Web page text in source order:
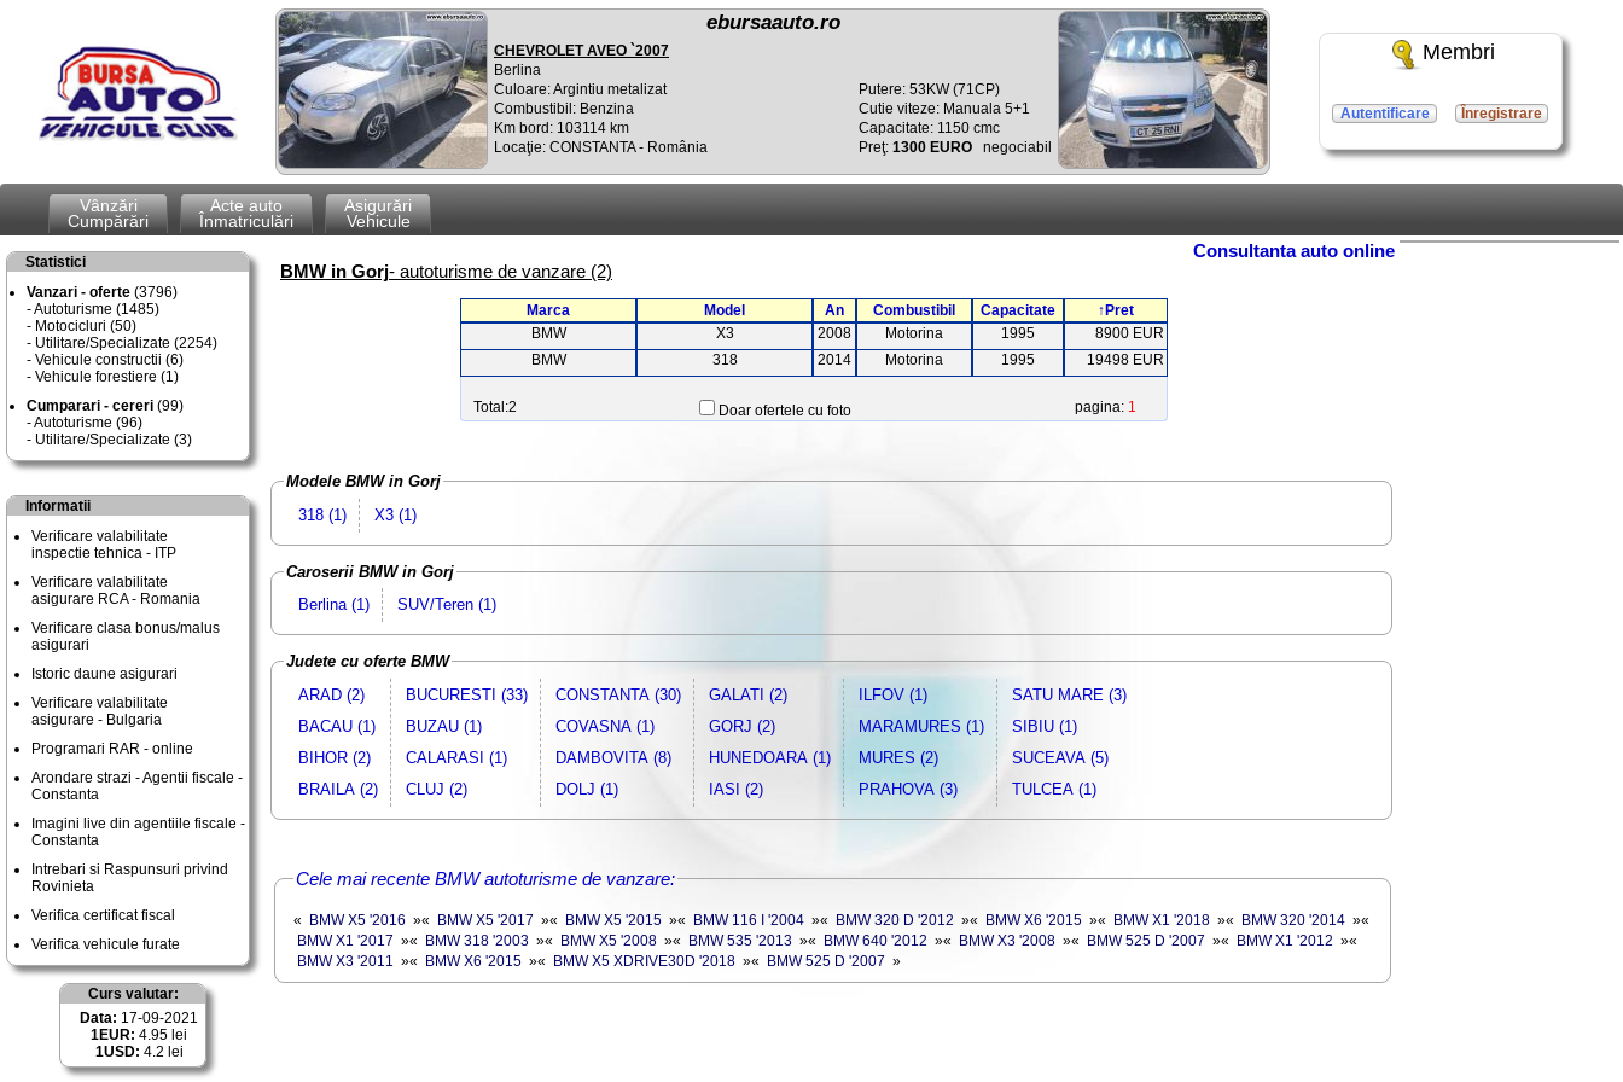
ebursaauto.ro
CHEVROLET AVEO `2007
Berlina
Culoare: Argintiu metalizat
Combustibil: Benzina
Km bord: 103114 km
Locaţie: CONSTANTA - România
Putere: 53KW (71CP)
Cutie viteze: Manuala 5+1
Capacitate: 1150 cmc
Preţ: 1300 EURO negociabil
Membri
Autentificare Înregistrare
Vânzări
Cumpărări
Acte auto
Înmatriculări
Asigurări
Vehicule
Statistici
Vanzari - oferte (3796)
Autoturisme (1485)
Motocicluri (50)
Utilitare/Specializate (2254)
Vehicule constructii (6)
Vehicule forestiere (1)
Cumparari - cereri (99)
Autoturisme (96)
Utilitare/Specializate (3)
Informatii
Verificare valabilitate
inspectie tehnica - ITP
Verificare valabilitate
asigurare RCA - Romania
Verificare clasa bonus/malus
asigurari
Istoric daune asigurari
Verificare valabilitate
asigurare - Bulgaria
Programari RAR - online
Arondare strazi - Agentii fiscale -
Constanta
Imagini live din agentiile fiscale -
Constanta
Intrebari si Raspunsuri privind
Rovinieta
Verifica certificat fiscal
Verifica vehicule furate
Curs valutar:
Data: 17-09-2021
1EUR: 4.95 lei
1USD: 4.2 lei
Consultanta auto online
BMW in Gorj- autoturisme de vanzare (2)
Marca Model An Combustibil Capacitate
↑Pret
BMW
X3 2008 Motorina 1995
8900 EUR
BMW
318 2014 Motorina 1995 19498 EUR
Total:2 Doar ofertele cu foto pagina: 1
Modele BMW in Gorj
318 (1)
X3 (1)
Caroserii BMW in Gorj
Berlina (1)
SUV/Teren (1)
Judete cu oferte BMW
ARAD (2)
BACAU (1)
BIHOR (2)
BRAILA (2)
BUCURESTI (33)
BUZAU (1)
CALARASI (1)
CLUJ (2)
CONSTANTA (30)
COVASNA (1)
DAMBOVITA (8)
DOLJ (1)
GALATI (2)
GORJ (2)
HUNEDOARA (1)
IASI (2)
ILFOV (1)
MARAMURES (1)
MURES (2)
PRAHOVA (3)
SATU MARE (3)
SIBIU (1)
SUCEAVA (5)
TULCEA (1)
Cele mai recente BMW autoturisme de vanzare:
« BMW X5 '2016 »« BMW X5 '2017 »« BMW X5 '2015 »« BMW 116 I '2004 »« BMW 320 D '2012 »« BMW X6 '2015 »« BMW X1 '2018 »« BMW 320 '2014 »«
BMW X1 '2017 »« BMW 318 '2003 »« BMW X5 '2008 »« BMW 535 '2013 »« BMW 640 '2012 »« BMW X3 '2008 »« BMW 525 D '2007 »« BMW X1 '2012 »«
BMW X3 '2011 »« BMW X6 '2015 »« BMW X5 XDRIVE30D '2018 »« BMW 525 D '2007 »